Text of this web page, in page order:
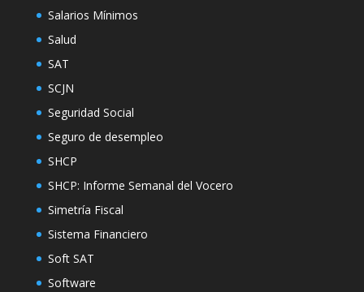
Salarios Mínimos
Salud
SAT
SCJN
Seguridad Social
Seguro de desempleo
SHCP
SHCP: Informe Semanal del Vocero
Simetría Fiscal
Sistema Financiero
Soft SAT
Software